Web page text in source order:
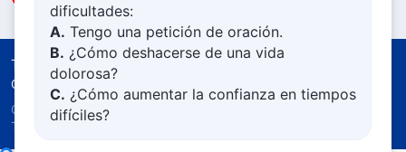
Términos de uso
Política de privacidad
Créditos
Política De Cookies
Copyright © 2026
Todos los derechos reservados.
dificultades:
A. Tengo una petición de oración.
B. ¿Cómo deshacerse de una vida
dolorosa?
C. ¿Cómo aumentar la confianza en tiempos
difíciles?